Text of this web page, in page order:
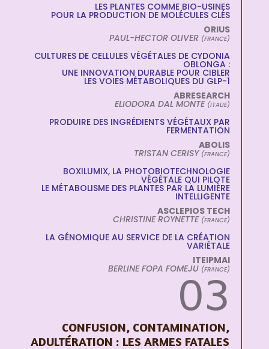
LES PLANTES COMME BIO-USINES
POUR LA PRODUCTION DE MOLÉCULES CLÉS
ORIUS
PAUL-HECTOR OLIVER (FRANCE)
CULTURES DE CELLULES VÉGÉTALES DE CYDONIA
OBLONGA :
UNE INNOVATION DURABLE POUR CIBLER
LES VOIES MÉTABOLIQUES DU GLP-1
ABRESEARCH
ELIODORA DAL MONTE (ITALIE)
PRODUIRE DES INGRÉDIENTS VÉGÉTAUX PAR
FERMENTATION
ABOLIS
TRISTAN CERISY (FRANCE)
BOXILUMIX, LA PHOTOBIOTECHNOLOGIE
VÉGÉTALE QUI PILOTE
LE MÉTABOLISME DES PLANTES PAR LA LUMIÈRE
INTELLIGENTE
ASCLEPIOS TECH
CHRISTINE ROYNETTE (FRANCE)
LA GÉNOMIQUE AU SERVICE DE LA CRÉATION
VARIÉTALE
ITEIPMAI
BERLINE FOPA FOMEJU (FRANCE)
03
CONFUSION, CONTAMINATION,
ADULTÉRATION : LES ARMES FATALES